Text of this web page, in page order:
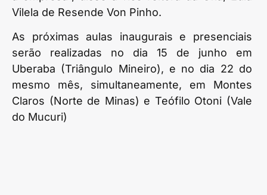
Vilela de Resende Von Pinho.
As próximas aulas inaugurais e presenciais
serão realizadas no dia 15 de junho em
Uberaba (Triângulo Mineiro), e no dia 22 do
mesmo mês, simultaneamente, em Montes
Claros (Norte de Minas) e Teófilo Otoni (Vale
do Mucuri)